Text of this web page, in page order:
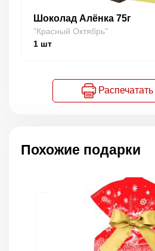
Шоколад Алёнка 75г
"Красный Октябрь"
1 шт
Похожие подарки